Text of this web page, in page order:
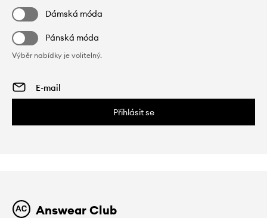
Dámská móda
Pánská móda
Výběr nabídky je volitelný.
Přihlásit se
Answear Club